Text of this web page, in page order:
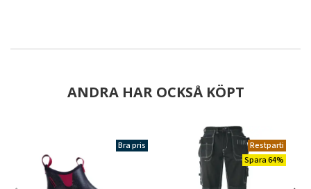
ANDRA HAR OCKSÅ KÖPT
Bra pris
Restparti
Spara 64%